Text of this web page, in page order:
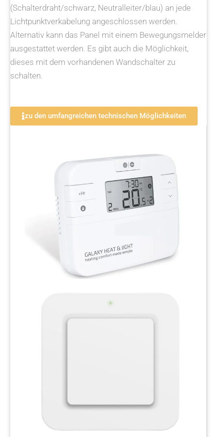
(Schalterdraht/schwarz, Neutralleiter/blau) an jede
Lichtpunktverkabelung angeschlossen werden.
Alternativ kann das Panel mit einem Bewegungsmelder
ausgestattet werden. Es gibt auch die Möglichkeit,
dieses mit dem vorhandenen Wandschalter zu
schalten.
zu den umfangreichen technischen Möglichkeiten